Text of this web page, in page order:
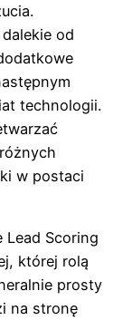
od
technologii.
w postaci
Lead Scoring
której rolą
prosty
na stronę